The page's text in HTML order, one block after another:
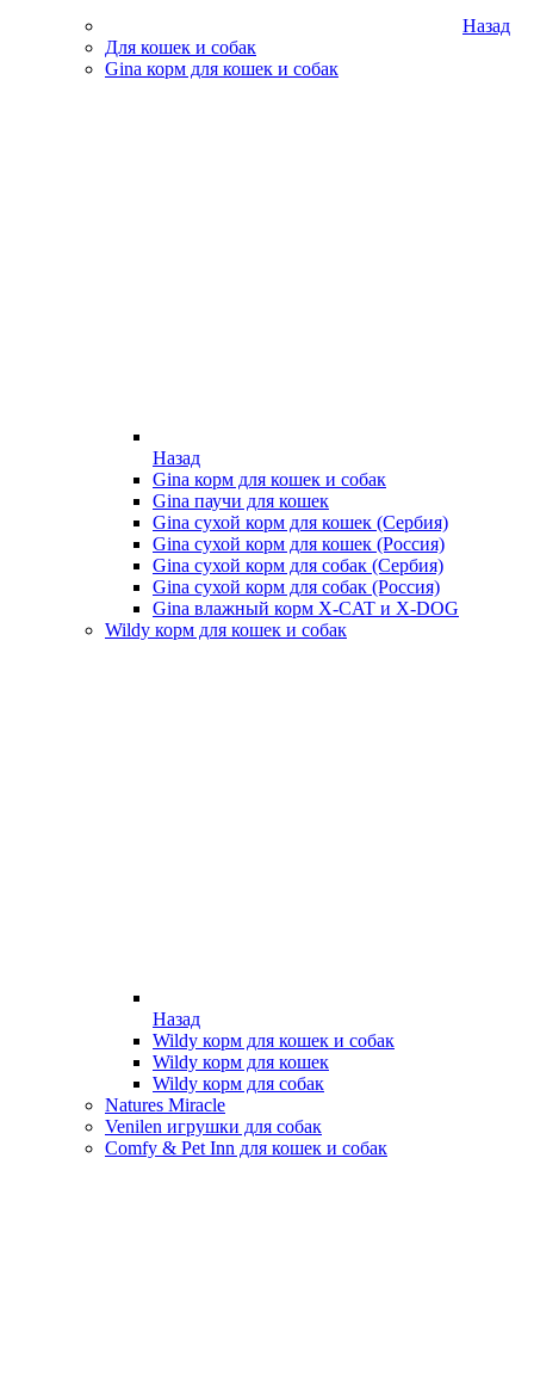
Назад
Для кошек и собак
Gina корм для кошек и собак
Назад
Gina корм для кошек и собак
Gina паучи для кошек
Gina сухой корм для кошек (Сербия)
Gina сухой корм для кошек (Россия)
Gina сухой корм для собак (Сербия)
Gina сухой корм для собак (Россия)
Gina влажный корм X-CAT и X-DOG
Wildy корм для кошек и собак
Назад
Wildy корм для кошек и собак
Wildy корм для кошек
Wildy корм для собак
Natures Miracle
Venilen игрушки для собак
Comfy & Pet Inn для кошек и собак